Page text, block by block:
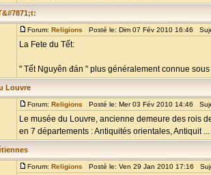
Forum: Religions Posté le: Dim 07 Fév 2010 16:46
La Fete du Tết:
" Tết Nguyên đán " plus généralement connue
Louvre
Forum: Religions Posté le: Mer 03 Fév 2010 14:46
Le musée du Louvre, ancienne demeure des rois
en 7 départements : Antiquités orientales, Antiquit ...
Forum: Religions Posté le: Ven 29 Jan 2010 17:16